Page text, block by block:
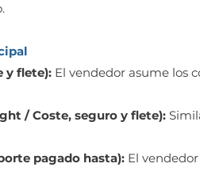
y flete): El vendedor asume los
/ Coste, seguro y flete):
pagado hasta): El